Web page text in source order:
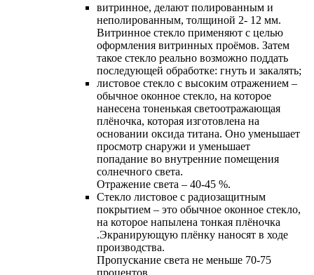
витринное, делают полированным и
неполированным, толщиной 2- 12 мм.
Витринное стекло применяют с целью
оформления витринных проёмов. Затем
такое стекло реально возможно поддать
последующей обработке: гнуть и закалять;
листовое стекло с высоким отражением –
обычное оконное стекло, на которое
нанесена тоненькая светоотражающая
плёночка, которая изготовлена на
основании оксида титана. Оно уменьшает
просмотр снаружи и уменьшает
попадание во внутренние помещения
солнечного света.
Отражение света – 40-45 %.
Cтекло листовое с радиозащитным
покрытием – это обычное оконное стекло,
на которое напылена тонкая плёночка
.Экранирующую плёнку наносят в ходе
производства.
Пропускание света не меньше 70-75
процентов.